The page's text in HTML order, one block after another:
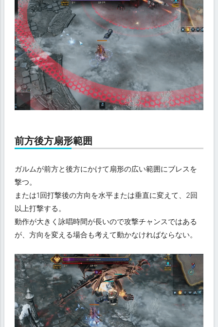
前方後方扇形範囲
ガルムが前方と後方にかけて扇形の広い範囲にブレスを
撃つ。
または1回打撃後の方向を水平または垂直に変えて、2回
以上打撃する。
動作が大きく詠唱時間が長いので攻撃チャンスではある
が、方向を変える場合も考えて動かなければならない。